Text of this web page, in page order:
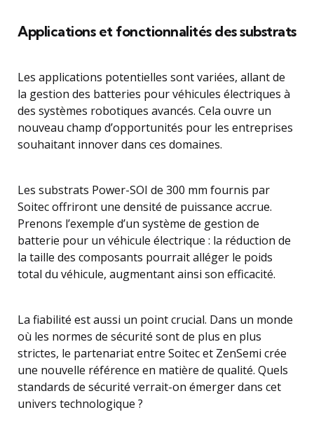
Applications et fonctionnalités des substrats
Les applications potentielles sont variées, allant de
la gestion des batteries pour véhicules électriques à
des systèmes robotiques avancés. Cela ouvre un
nouveau champ d’opportunités pour les entreprises
souhaitant innover dans ces domaines.
Les substrats Power-SOI de 300 mm fournis par
Soitec offriront une densité de puissance accrue.
Prenons l’exemple d’un système de gestion de
batterie pour un véhicule électrique : la réduction de
la taille des composants pourrait alléger le poids
total du véhicule, augmentant ainsi son efficacité.
La fiabilité est aussi un point crucial. Dans un monde
où les normes de sécurité sont de plus en plus
strictes, le partenariat entre Soitec et ZenSemi crée
une nouvelle référence en matière de qualité. Quels
standards de sécurité verrait-on émerger dans cet
univers technologique ?